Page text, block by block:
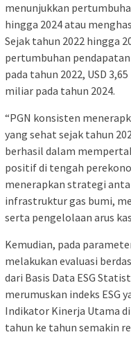
menunjukkan
hingga 2024 atau
Sejak tahun 2022 hingga
pertumbuhan
pada tahun 2022, USD
miliar pada tahun 2024.
“PGN konsisten
yang sehat sejak tahun
berhasil dalam
positif di tengah
menerapkan strategi
infrastruktur gas bumi,
serta pengelolaan arus
Kemudian, pada
melakukan evaluasi
dari Basis Data ESG
merumuskan indeks ESG
Indikator Kinerja Utama
tahun ke tahun semakin